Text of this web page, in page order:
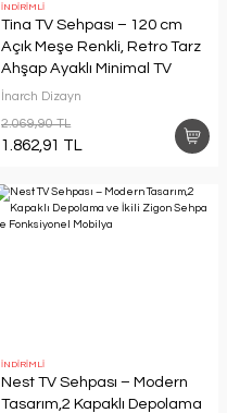
İNDİRİMLİ
Tina TV Sehpası – 120 cm
Açık Meşe Renkli, Retro Tarz
Ahşap Ayaklı Minimal TV
Sehpası
İnarch Dizayn
2.069,90 TL
1.862,91 TL
İNDİRİMLİ
Nest TV Sehpası – Modern
Tasarım,2 Kapaklı Depolama